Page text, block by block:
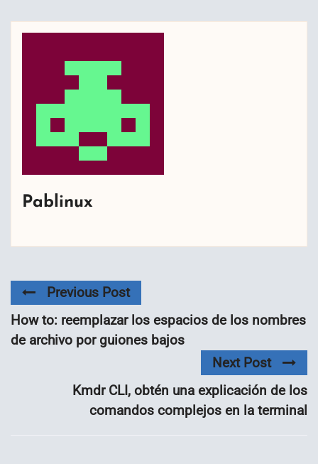
Pablinux
Previous Post
How to: reemplazar los espacios de los nombres
de archivo por guiones bajos
Next Post
Kmdr CLI, obtén una explicación de los
comandos complejos en la terminal